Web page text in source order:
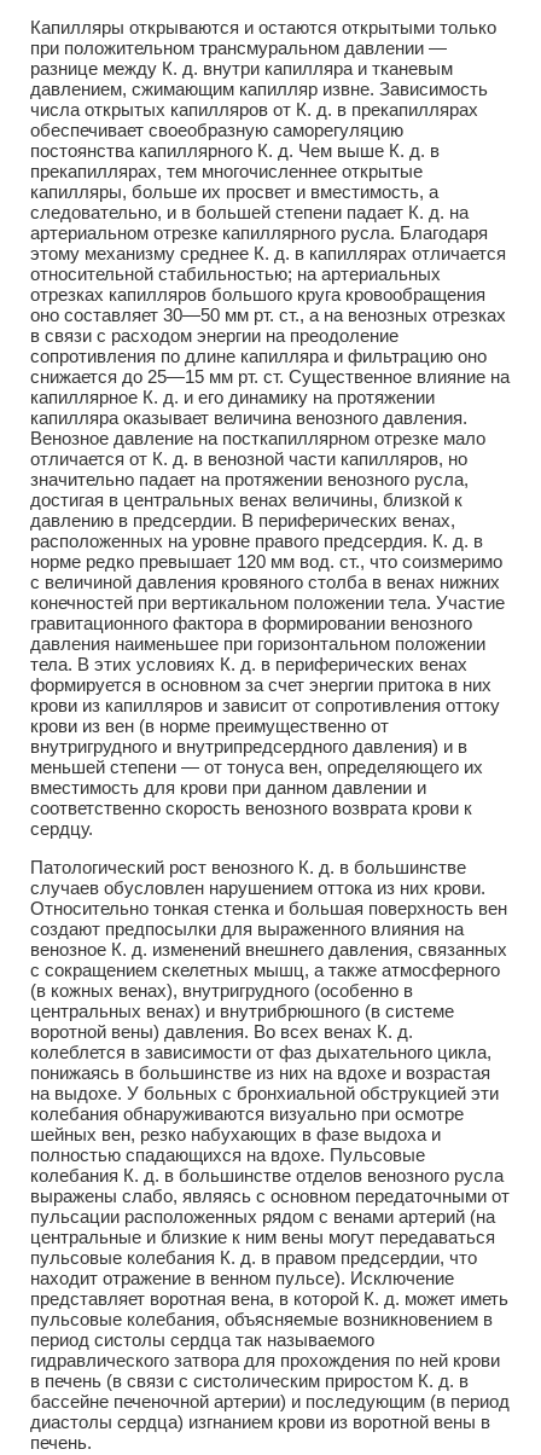
Капилляры открываются и остаются открытыми только
при положительном трансмуральном давлении —
разнице между К. д. внутри капилляра и тканевым
давлением, сжимающим капилляр извне. Зависимость
числа открытых капилляров от К. д. в прекапиллярах
обеспечивает своеобразную саморегуляцию
постоянства капиллярного К. д. Чем выше К. д. в
прекапиллярах, тем многочисленнее открытые
капилляры, больше их просвет и вместимость, а
следовательно, и в большей степени падает К. д. на
артериальном отрезке капиллярного русла. Благодаря
этому механизму среднее К. д. в капиллярах отличается
относительной стабильностью; на артериальных
отрезках капилляров большого круга кровообращения
оно составляет 30—50 мм рт. ст., а на венозных отрезках
в связи с расходом энергии на преодоление
сопротивления по длине капилляра и фильтрацию оно
снижается до 25—15 мм рт. ст. Существенное влияние на
капиллярное К. д. и его динамику на протяжении
капилляра оказывает величина венозного давления.
Венозное давление на посткапиллярном отрезке мало
отличается от К. д. в венозной части капилляров, но
значительно падает на протяжении венозного русла,
достигая в центральных венах величины, близкой к
давлению в предсердии. В периферических венах,
расположенных на уровне правого предсердия. К. д. в
норме редко превышает 120 мм вод. ст., что соизмеримо
с величиной давления кровяного столба в венах нижних
конечностей при вертикальном положении тела. Участие
гравитационного фактора в формировании венозного
давления наименьшее при горизонтальном положении
тела. В этих условиях К. д. в периферических венах
формируется в основном за счет энергии притока в них
крови из капилляров и зависит от сопротивления оттоку
крови из вен (в норме преимущественно от
внутригрудного и внутрипредсердного давления) и в
меньшей степени — от тонуса вен, определяющего их
вместимость для крови при данном давлении и
соответственно скорость венозного возврата крови к
сердцу.
Патологический рост венозного К. д. в большинстве
случаев обусловлен нарушением оттока из них крови.
Относительно тонкая стенка и большая поверхность вен
создают предпосылки для выраженного влияния на
венозное К. д. изменений внешнего давления, связанных
с сокращением скелетных мышц, а также атмосферного
(в кожных венах), внутригрудного (особенно в
центральных венах) и внутрибрюшного (в системе
воротной вены) давления. Во всех венах К. д.
колеблется в зависимости от фаз дыхательного цикла,
понижаясь в большинстве из них на вдохе и возрастая
на выдохе. У больных с бронхиальной обструкцией эти
колебания обнаруживаются визуально при осмотре
шейных вен, резко набухающих в фазе выдоха и
полностью спадающихся на вдохе. Пульсовые
колебания К. д. в большинстве отделов венозного русла
выражены слабо, являясь с основном передаточными от
пульсации расположенных рядом с венами артерий (на
центральные и близкие к ним вены могут передаваться
пульсовые колебания К. д. в правом предсердии, что
находит отражение в венном пульсе). Исключение
представляет воротная вена, в которой К. д. может иметь
пульсовые колебания, объясняемые возникновением в
период систолы сердца так называемого
гидравлического затвора для прохождения по ней крови
в печень (в связи с систолическим приростом К. д. в
бассейне печеночной артерии) и последующим (в период
диастолы сердца) изгнанием крови из воротной вены в
печень.